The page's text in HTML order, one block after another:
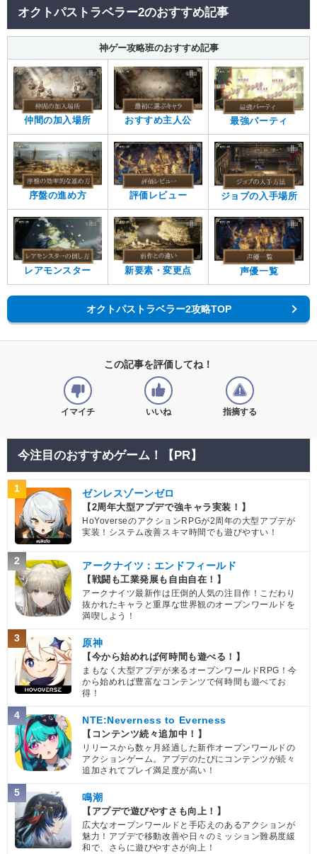
オクトパストラベラー2のおすすめ記事
神ゲー攻略班のおすすめ記事
仲間の加入場所 おすすめ主人公 最強パーティ
序盤の進め方 評価レビュー ジョブの入手場所
レアモンスター 新要素・変更点 声優一覧
オクトパストラベラー2攻略TOP
この記事を評価してね！
イマイチ いいね 指摘する
今注目のおすすめゲーム！【PR】
1 ゼンレスゾーンゼロ
【2周年大型アプデで強キャラ実装！】
HoYoverseのアクションRPGが2周年の大型アプデが
実装！システム改善スキマ時間でも遊びやすい！
2 アークナイツ：エンドフィールド
【戦闘も工業発展も自由自在！】
アークナイツ最新作は圧倒的人気の注目作！こだわり
抜かれたキャラと重厚な世界観のオープンワールドを
満喫しよう！
3 原神
【今から始めれば何時間も遊べる！】
まもなく大型アプデが来るオープンワールドRPG！今
から始めれば豊富なコンテンツで何時間も遊べてお
得！
4 NTE:Neverness to Everness
【コンテンツ続々追加中！】
リリースから数ヶ月経過した新作オープンワールドの
アクションゲーム。アプデのたびにコンテンツが続々
追加されてプレイ満足度が高い！
5 鳴潮
【アプデで遊びやすさも向上！】
広大なオープンワールドと手応えのあるアクションが
魅力！アプデで移動改善や日々のミッション難易度緩
和で、さらに遊びやすさが向上！